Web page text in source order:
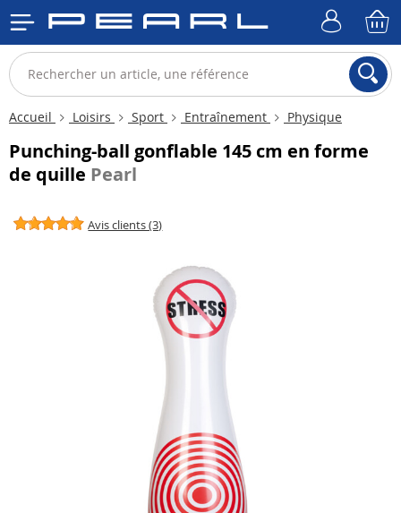
Accueil Loisirs Sport Entraînement Physique
Punching-ball gonflable 145 cm en forme
de quille Pearl
Avis clients (3)